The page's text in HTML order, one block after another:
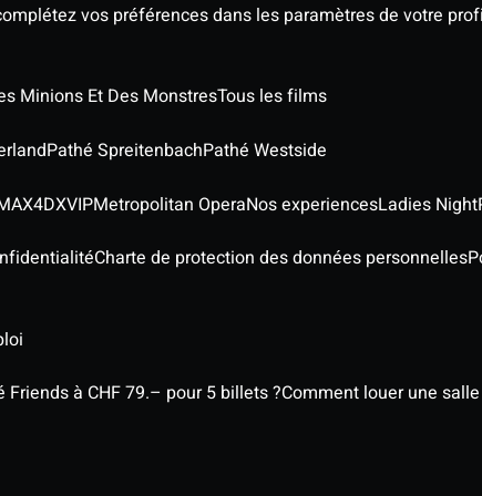
vos préférences dans les paramètres de votre
Minions Et Des MonstresTous les films
Pathé SpreitenbachPathé Westside
4DXVIPMetropolitan OperaNos experiencesLadies Night
Charte de protection des données personnelles
à CHF 79.– pour 5 billets ?Comment louer une